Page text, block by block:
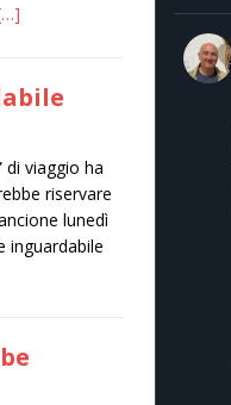
di viaggio ha
riservare
lunedì
inguardabile